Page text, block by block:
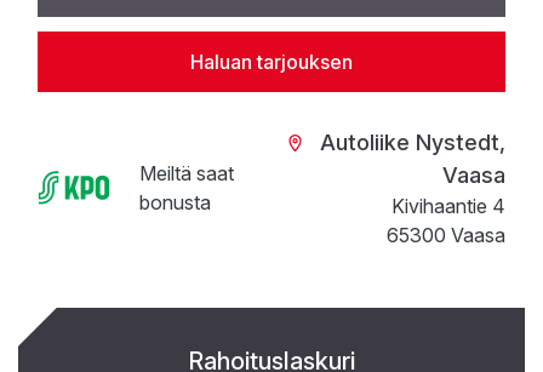
Haluan tarjouksen
Meiltä saat
bonusta
Autoliike Nystedt,
Vaasa
Kivihaantie 4
65300 Vaasa
Rahoituslaskuri